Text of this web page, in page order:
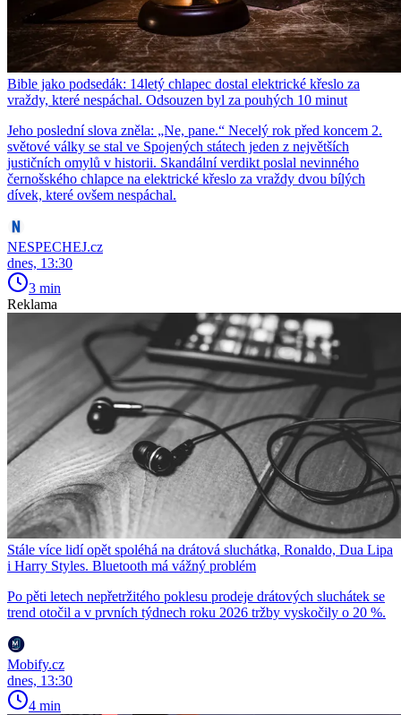
Bible jako podsedák: 14letý chlapec dostal elektrické křeslo za
vraždy, které nespáchal. Odsouzen byl za pouhých 10 minut
Jeho poslední slova zněla: „Ne, pane.“ Necelý rok před koncem 2.
světové války se stal ve Spojených státech jeden z největších
justičních omylů v historii. Skandální verdikt poslal nevinného
černošského chlapce na elektrické křeslo za vraždy dvou bílých
dívek, které ovšem nespáchal.
NESPECHEJ.cz
dnes, 13:30
3 min
Reklama
Stále více lidí opět spoléhá na drátová sluchátka, Ronaldo, Dua Lipa
i Harry Styles. Bluetooth má vážný problém
Po pěti letech nepřetržitého poklesu prodeje drátových sluchátek se
trend otočil a v prvních týdnech roku 2026 tržby vyskočily o 20 %.
Mobify.cz
dnes, 13:30
4 min